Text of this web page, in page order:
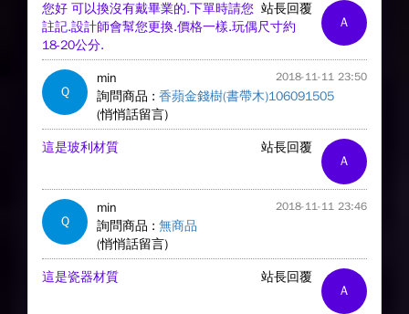
A
站長回覆
您好 可以換沒有戴畢業的.下單時請您
註記.設計師會幫您更換.價格一樣.玩偶尺寸約
18-20公分.
Q
min 2018-11-11 23:50
詢問商品 : 香蘋金錢樹(書帶木)106091505
(悄悄話留言)
A
站長回覆
這是玻利材質
Q
min 2018-11-11 23:46
詢問商品 : 無商品
(悄悄話留言)
A
站長回覆
這是瓷器材質